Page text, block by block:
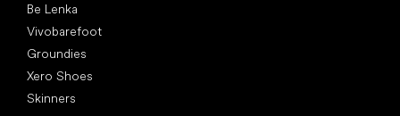
Be Lenka
Vivobarefoot
Groundies
Xero Shoes
Skinners